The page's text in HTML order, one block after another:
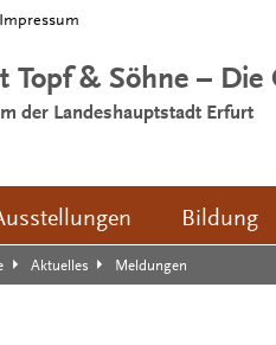
Impressum
Topf & Söhne –
der Landeshauptstadt Erfurt
Bildung
Aktuelles Meldungen